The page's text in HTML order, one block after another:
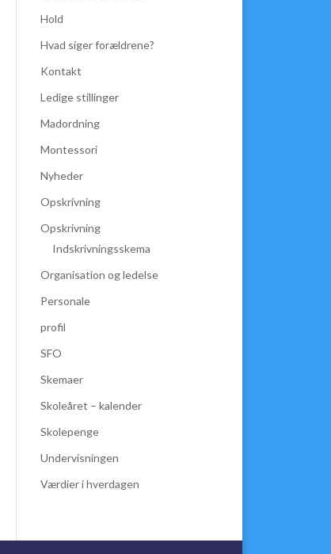
Hold
Hvad siger forældrene?
Kontakt
Ledige stillinger
Madordning
Montessori
Nyheder
Opskrivning
Opskrivning
Indskrivningsskema
Organisation og ledelse
Personale
profil
SFO
Skemaer
Skoleåret – kalender
Skolepenge
Undervisningen
Værdier i hverdagen